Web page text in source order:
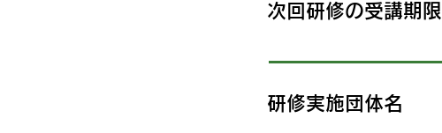
次回研修の受講期限
研修実施団体名